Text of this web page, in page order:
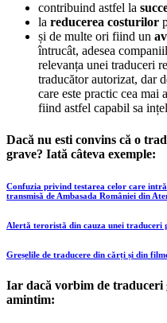
contribuind astfel la
la reducerea costurilor
și de multe ori fiind un
întrucât, adesea
relevanța unei traduceri
traducător autorizat, dar
care este practic cea mai
fiind astfel capabil sa
Dacă nu esti convins că o
grave? Iată câteva exemple:
Confuzia privind testarea celor care
transmisă de Ambasada României din
Alertă teroristă din cauza unei traduceri
Greșelile de traducere din cărți și din
Iar dacă vorbim de traduceri
amintim: